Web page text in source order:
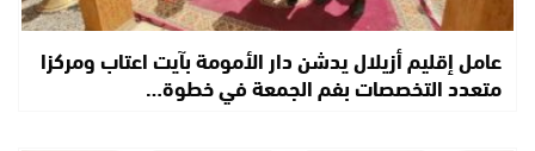
عامل إقليم أزيلال يدشن دار الأمومة بآيت اعتاب ومركزا
متعدد التخصصات بفم الجمعة في خطوة…